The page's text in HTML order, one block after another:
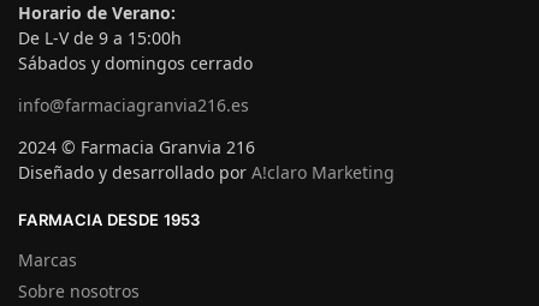
Horario de Verano:
De L-V de 9 a 15:00h
Sábados y domingos cerrado
info@farmaciagranvia216.es
2024 © Farmacia Granvia 216
Diseñado y desarrollado por A!claro Marketing
FARMACIA DESDE 1953
Marcas
Sobre nosotros